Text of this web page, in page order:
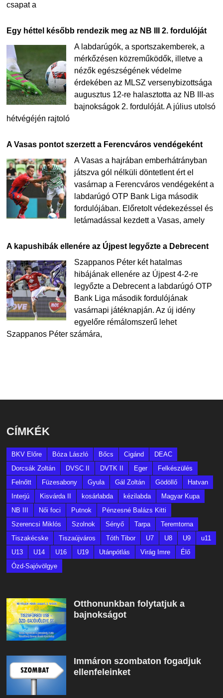
csapat a
Egy héttel később rendezik meg az NB III 2. fordulóját
A labdarúgók, a sportszakemberek, a
mérkőzésen közreműködők, illetve a
nézők egészségének védelme
érdekében az MLSZ versenybizottsága
augusztus 12-re halasztotta az NB III-as
bajnokságok 2. fordulóját. A július utolsó
hétvégéjén rajtoló
A Vasas pontot szerzett a Ferencváros vendégeként
A Vasas a hajrában emberhátrányban
játszva gól nélküli döntetlent ért el
vasárnap a Ferencváros vendégeként a
labdarúgó OTP Bank Liga második
fordulójában. Előretolt védekezéssel és
letámadással kezdett a Vasas, amely
A kapushibák ellenére az Újpest legyőzte a Debrecent
Szappanos Péter két hatalmas
hibájának ellenére az Újpest 4-2-re
legyőzte a Debrecent a labdarúgó OTP
Bank Liga második fordulójának
vasárnapi játéknapján. Az új idény
egyelőre rémálomszerű lehet
Szappanos Péter számára,
CÍMKÉK
BKV Előre Bóza László Bőcs Cigánd
DEAC
Dorcsák Zoltán
DVSC II DVTK II Eger
Felkészülés
Felnőtt
Füzesabony Gyula Gál Zoltán Gödöllő
Hatvan
Interjú
Kisvárda II kosárlabda kézilabda
Magyar Kupa
NB III
Női foci Putnok
Pénzesné Balázs Kitti
Szerencsi Miklós
Szolnok Sényő Tarpa
Teremtorna
Tiszakécske
Tiszaújváros Tóth Tibor U7 U8 U9
u11
U13
U14 U16 U19 Utánpótlás Virág Imre
Élő
Ózd-Sajóvölgye
Otthonunkban folytatjuk a
bajnokságot
Immáron szombaton fogadjuk
ellenfeleinket